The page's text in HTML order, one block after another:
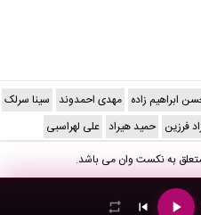
ابراهیم زاده مهدی احمدوند سینا سرلک
فرزین حمید هیراد علی لهراسبی
بهنکست وانمی باشد.